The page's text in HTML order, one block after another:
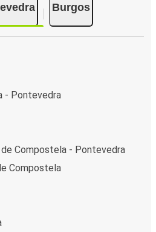
Burgos
- Pontevedra
Compostela - Pontevedra
Compostela